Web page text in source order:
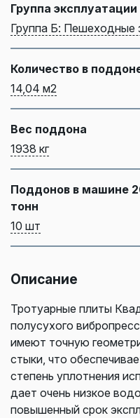
Группа эксплуатации
Группа Б:
Количество в
14,04 м2
Вес поддона
1938 кг
Поддонов в машине
тонн
10 шт
Описание
Тротуарные плиты
полусухого
имеют точную
стыки, что
степень уплотнения
дает очень низкое
повышенный срок